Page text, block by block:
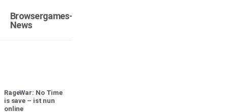
Browsergames-
News
RageWar: No Time
is save – ist nun
online